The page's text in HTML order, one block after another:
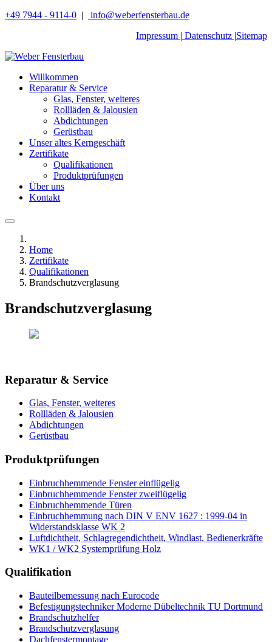
+49 7944 - 9114-0 |
info@weberfensterbau.de
Impressum | Datenschutz |Sitemap
Willkommen
Reparatur & Service
Glas, Fenster, weiteres
Rollläden & Jalousien
Abdichtungen
Gerüstbau
Unser altes Kerngeschäft
Zertifikate
Qualifikationen
Produktprüfungen
Über uns
Kontakt
Home
Zertifikate
Qualifikationen
Brandschutzverglasung
Brandschutzverglasung
Reparatur & Service
Glas, Fenster, weiteres
Rollläden & Jalousien
Abdichtungen
Gerüstbau
Produktprüfungen
Einbruchhemmende Fenster einflügelig
Einbruchhemmende Fenster zweiflügelig
Einbruchhemmende Türen
Einbruchhemmung nach DIN V ENV 1627 : 1999-04 in
Widerstandsklasse WK 2
Luftdichtheit, Schlagregendichtheit, Windlast, Bedienerkräfte
WK1 / WK2 Systemprüfung Holz
Qualifikation
Bauteilbemessung nach Eurocode
Befestigungstechniker Moderne Dübeltechnik TU Dortmund
Brandschutzhelfer
Brandschutzverglasung
Dachfenstermontage